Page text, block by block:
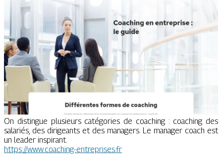
On distingue plusieurs catégories de coaching : coaching des
salariés, des dirigeants et des managers. Le manager coach est
un leader inspirant.
https://www.coaching-entreprises.fr